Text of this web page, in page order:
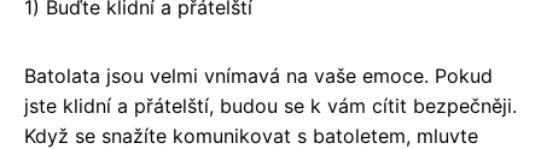
1) Buďte klidní a přátelští
Batolata jsou velmi vnímavá na vaše emoce. Pokud
jste klidní a přátelští, budou se k vám cítit bezpečněji.
Když se snažíte komunikovat s batoletem, mluvte